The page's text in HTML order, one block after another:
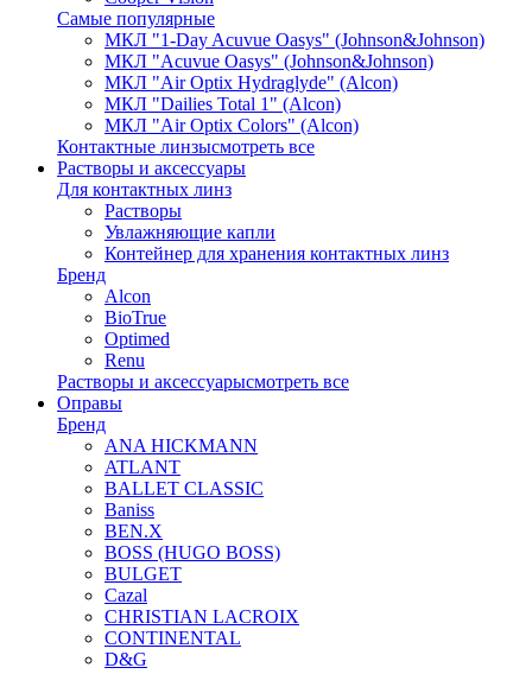
Самые популярные
МКЛ "1-Day Acuvue Oasys" (Johnson&Johnson)
МКЛ "Acuvue Oasys" (Johnson&Johnson)
МКЛ "Air Optix Hydraglyde" (Alcon)
МКЛ "Dailies Total 1" (Alcon)
МКЛ "Air Optix Colors" (Alcon)
Контактные линзысмотреть все
Растворы и аксессуары
Для контактных линз
Растворы
Увлажняющие капли
Контейнер для хранения контактных линз
Бренд
Alcon
BioTrue
Optimed
Renu
Растворы и аксессуарысмотреть все
Оправы
Бренд
ANA HICKMANN
ATLANT
BALLET CLASSIC
Baniss
BEN.X
BOSS (HUGO BOSS)
BULGET
Cazal
CHRISTIAN LACROIX
CONTINENTAL
D&G